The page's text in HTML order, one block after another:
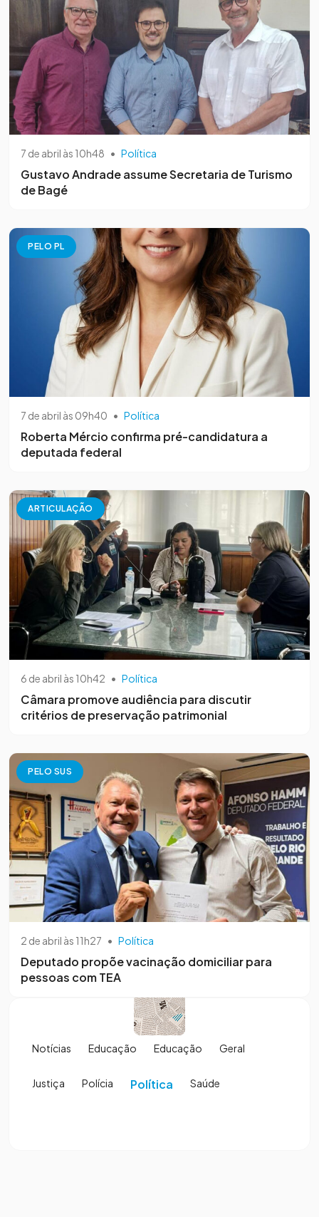
7 de abril às 10h48 • Política
Gustavo Andrade assume Secretaria de Turismo
de Bagé
PELO PL
7 de abril às 09h40 • Política
Roberta Mércio confirma pré-candidatura a
deputada federal
ARTICULAÇÃO
6 de abril às 10h42 • Política
Câmara promove audiência para discutir
critérios de preservação patrimonial
PELO SUS
2 de abril às 11h27 • Política
Deputado propõe vacinação domiciliar para
pessoas com TEA
Notícias Educação Educação Geral
Justiça Polícia Política Saúde